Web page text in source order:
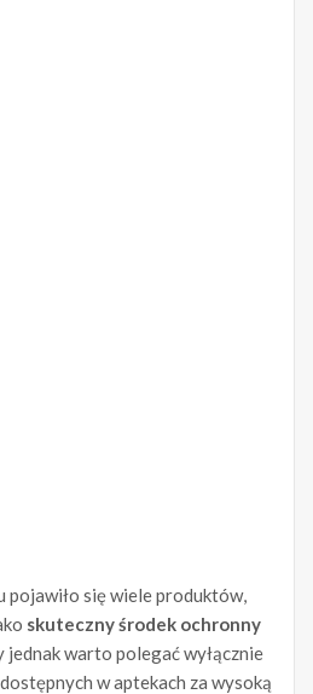
pojawiło się wiele produktów,
skuteczny środek ochronny
jednak warto polegać wyłącznie
w aptekach za wysoką